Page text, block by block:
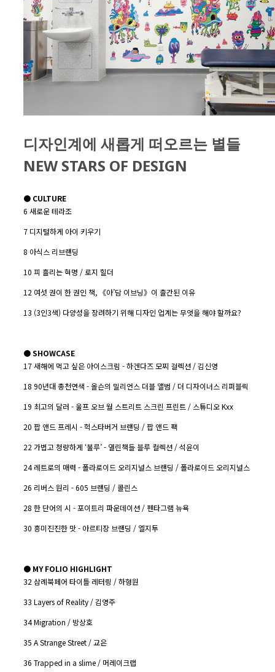
디자인계에 새롭게 떠오르는 별들
NEW STARS OF DESIGN
● CULTURE
6 새로운 테라조
7 디지털하게 아이 키우기
8 아식스 리브랜딩
10 피 흘리는 혁명 / 로지 힐더
12 여섯 권이 한 권인 책, 《아’담 이브닝》이 출간된 이유
13 (3인3색) 다양성을 장려하기 위해 디자인 업계는 무엇을 해야 할까요?
●SHOWCASE
17 새해에 먹고 싶은 아이스크림 - 하겐다즈 모찌 걸렉션 / 김신영
18 90년대 총천연색 - 올슨의 밀리언스 더블 앨범 / 더 디자이너스 리퍼블릭
19 최고의 달러 - 울프 오브 월 스트리트 스크린 프린트 / 스튜디오 Kxx
20 팝 앤드 프레시 - 헉스타버거 브랜딩 / 팝 앤드 팩
22 가볍고 청량하게 ‘불루’ - 열린책들 블루 컬렉션 / 석윤이
24 레트로의 매력 - 폴라로이드 오리지널스 브랜딩 / 폴라로이드 오리지널스
26 리버스 원리 - 605 브랜딩 / 콜린스
28 한 단어의 시 - 포이트리 파운데이션 / 펜타그램 뉴욕
30 흥미진진한 맛 - 아르티장 브랜딩 / 엘지투
● MY FOLIO HIGHLIGHT
32 삼례북페어 타이틀 레터링 / 하형원
33 Layers of Reality / 김영주
34 Migration / 방상호
35 A Strange Street / 교은
36 Trapped in a slime / 머레이크랩